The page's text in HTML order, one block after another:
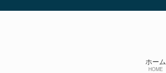
ホーム
HOME